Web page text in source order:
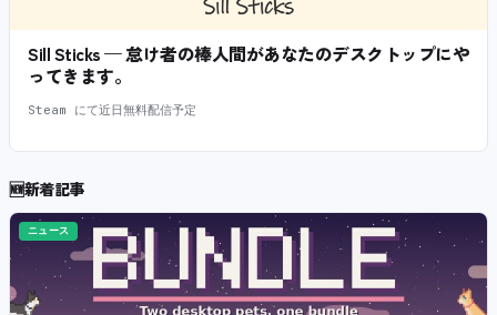
Sill Sticks — 怠け者の棒人間があなたのデスクトップにや
ってきます。
Steam にて近日無料配信予定
🆕新着記事
ニュース